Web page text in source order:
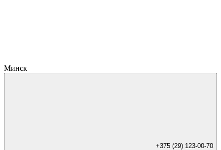
Минск
+375 (29) 123-00-70